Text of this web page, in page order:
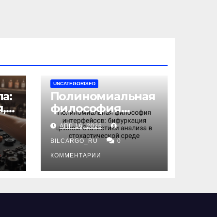
UNCATEGORISED
Полиномиальная
философия
интерфейсов:
бифуркация
циклом
Статистики
анализа в
среде
АПР 16, 2026
BILCARGO_RU 0
КОММЕНТАРИИ